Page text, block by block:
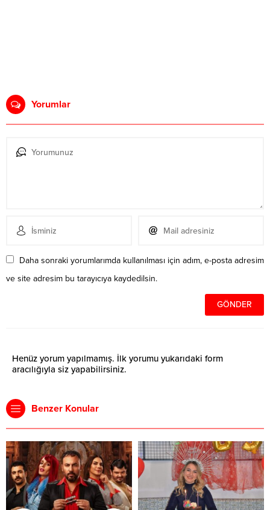
Yorumlar
Daha sonraki yorumlarımda kullanılması için adım, e-posta adresim
ve site adresim bu tarayıcıya kaydedilsin.
Henüz yorum yapılmamış. İlk yorumu yukarıdaki form
aracılığıyla siz yapabilirsiniz.
Benzer Konular